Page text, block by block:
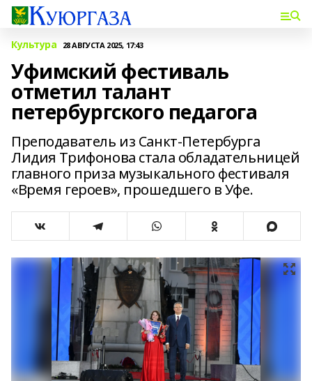
Культура 28 АВГУСТА 2025, 17:43
Уфимский фестиваль
отметил талант
петербургского педагога
Преподаватель из Санкт-Петербурга
Лидия Трифонова стала обладательницей
главного приза музыкального фестиваля
«Время героев», прошедшего в Уфе.